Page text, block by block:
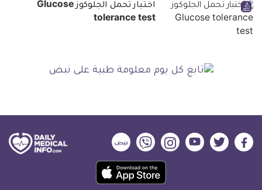
اختبار تحمل الجلوكوز Glucose
tolerance test
ديلي
ديلي
ديلي
ميديكال
ديلي
ميديكال
انفو
ديلي
ميديكال
انفو
ديلي
ميديكال
انفو
حمل
تطبيق